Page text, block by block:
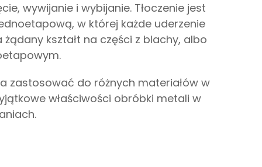
wywijanie i wybijanie. Tłoczenie jest
w której każde uderzenie
kształt na części z blachy, albo
zastosować do różnych materiałów w
właściwości obróbki metali w